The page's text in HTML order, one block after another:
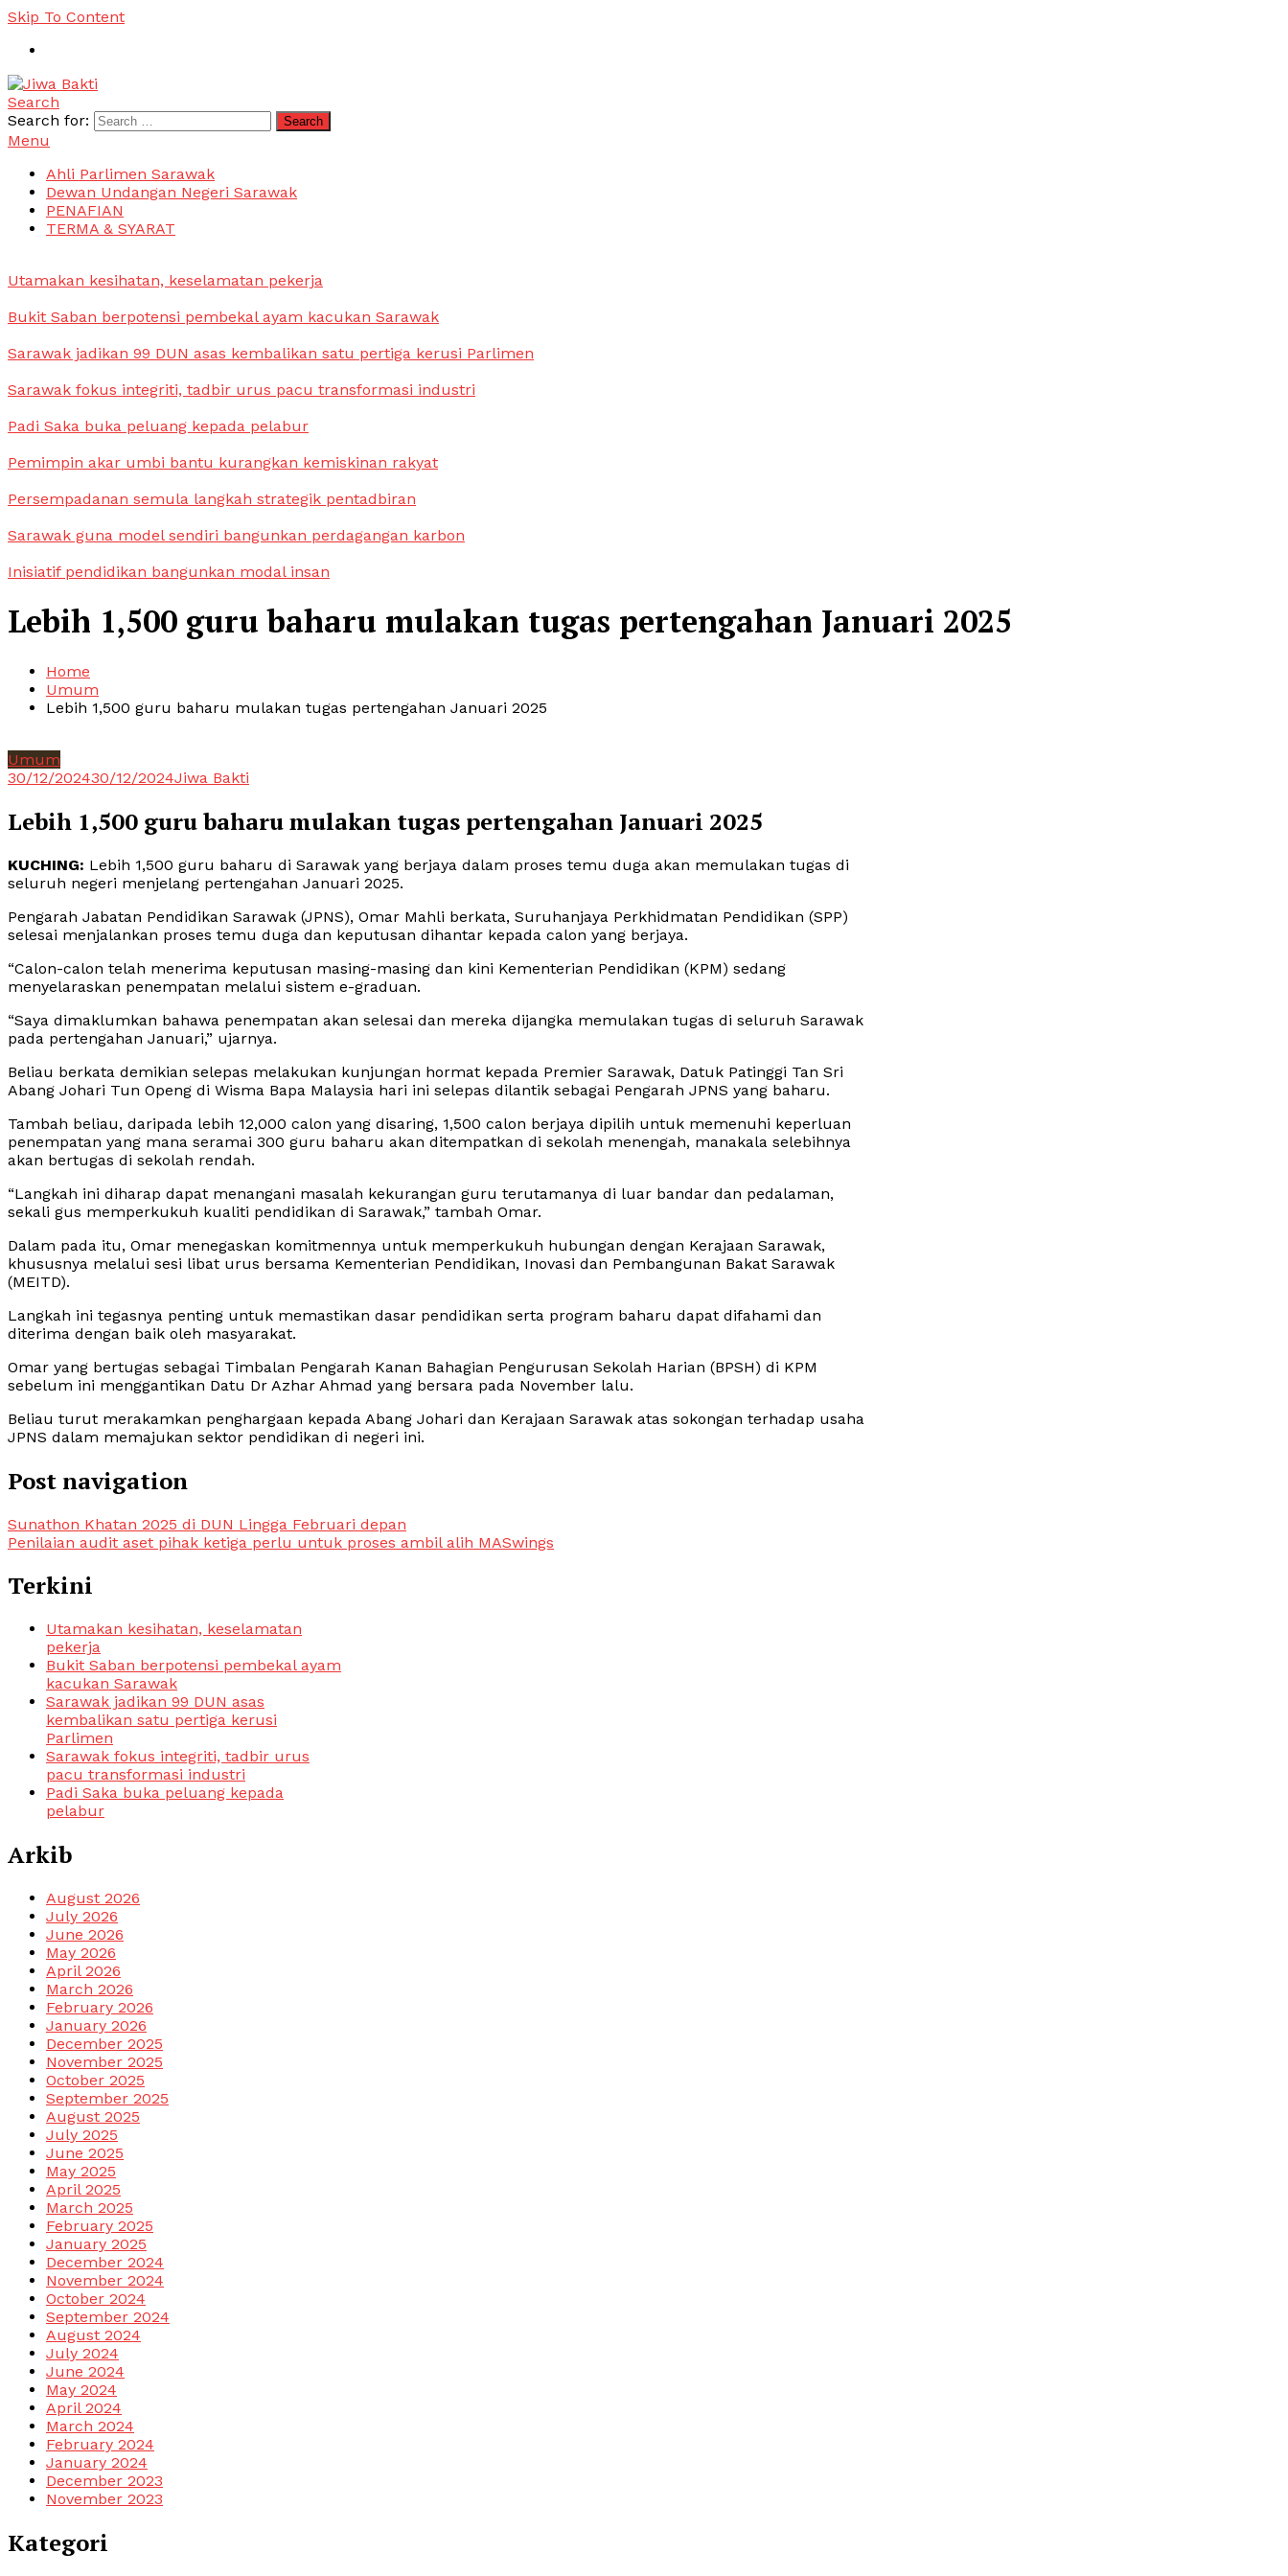
Skip To Content
Jiwa Bakti
Suara PBB Sarawak
Search
Search for:
Menu
Ahli Parlimen Sarawak
Dewan Undangan Negeri Sarawak
PENAFIAN
TERMA & SYARAT
Utamakan kesihatan, keselamatan pekerja
Bukit Saban berpotensi pembekal ayam kacukan Sarawak
Sarawak jadikan 99 DUN asas kembalikan satu pertiga kerusi Parlimen
Sarawak fokus integriti, tadbir urus pacu transformasi industri
Padi Saka buka peluang kepada pelabur
Pemimpin akar umbi bantu kurangkan kemiskinan rakyat
Persempadanan semula langkah strategik pentadbiran
Sarawak guna model sendiri bangunkan perdagangan karbon
Inisiatif pendidikan bangunkan modal insan
Lebih 1,500 guru baharu mulakan tugas pertengahan Januari 2025
Home
Umum
Lebih 1,500 guru baharu mulakan tugas pertengahan Januari 2025
Umum
30/12/202430/12/2024Jiwa Bakti
Lebih 1,500 guru baharu mulakan tugas pertengahan Januari 2025
KUCHING: Lebih 1,500 guru baharu di Sarawak yang berjaya dalam proses temu duga akan memulakan tugas di
seluruh negeri menjelang pertengahan Januari 2025.
Pengarah Jabatan Pendidikan Sarawak (JPNS), Omar Mahli berkata, Suruhanjaya Perkhidmatan Pendidikan (SPP)
selesai menjalankan proses temu duga dan keputusan dihantar kepada calon yang berjaya.
“Calon-calon telah menerima keputusan masing-masing dan kini Kementerian Pendidikan (KPM) sedang
menyelaraskan penempatan melalui sistem e-graduan.
“Saya dimaklumkan bahawa penempatan akan selesai dan mereka dijangka memulakan tugas di seluruh Sarawak
pada pertengahan Januari,” ujarnya.
Beliau berkata demikian selepas melakukan kunjungan hormat kepada Premier Sarawak, Datuk Patinggi Tan Sri
Abang Johari Tun Openg di Wisma Bapa Malaysia hari ini selepas dilantik sebagai Pengarah JPNS yang baharu.
Tambah beliau, daripada lebih 12,000 calon yang disaring, 1,500 calon berjaya dipilih untuk memenuhi keperluan
penempatan yang mana seramai 300 guru baharu akan ditempatkan di sekolah menengah, manakala selebihnya
akan bertugas di sekolah rendah.
“Langkah ini diharap dapat menangani masalah kekurangan guru terutamanya di luar bandar dan pedalaman,
sekali gus memperkukuh kualiti pendidikan di Sarawak,” tambah Omar.
Dalam pada itu, Omar menegaskan komitmennya untuk memperkukuh hubungan dengan Kerajaan Sarawak,
khususnya melalui sesi libat urus bersama Kementerian Pendidikan, Inovasi dan Pembangunan Bakat Sarawak
(MEITD).
Langkah ini tegasnya penting untuk memastikan dasar pendidikan serta program baharu dapat difahami dan
diterima dengan baik oleh masyarakat.
Omar yang bertugas sebagai Timbalan Pengarah Kanan Bahagian Pengurusan Sekolah Harian (BPSH) di KPM
sebelum ini menggantikan Datu Dr Azhar Ahmad yang bersara pada November lalu.
Beliau turut merakamkan penghargaan kepada Abang Johari dan Kerajaan Sarawak atas sokongan terhadap usaha
JPNS dalam memajukan sektor pendidikan di negeri ini.
Post navigation
Sunathon Khatan 2025 di DUN Lingga Februari depan
Penilaian audit aset pihak ketiga perlu untuk proses ambil alih MASwings
Terkini
Utamakan kesihatan, keselamatan
pekerja
Bukit Saban berpotensi pembekal ayam
kacukan Sarawak
Sarawak jadikan 99 DUN asas
kembalikan satu pertiga kerusi
Parlimen
Sarawak fokus integriti, tadbir urus
pacu transformasi industri
Padi Saka buka peluang kepada
pelabur
Arkib
August 2026
July 2026
June 2026
May 2026
April 2026
March 2026
February 2026
January 2026
December 2025
November 2025
October 2025
September 2025
August 2025
July 2025
June 2025
May 2025
April 2025
March 2025
February 2025
January 2025
December 2024
November 2024
October 2024
September 2024
August 2024
July 2024
June 2024
May 2024
April 2024
March 2024
February 2024
January 2024
December 2023
November 2023
Kategori